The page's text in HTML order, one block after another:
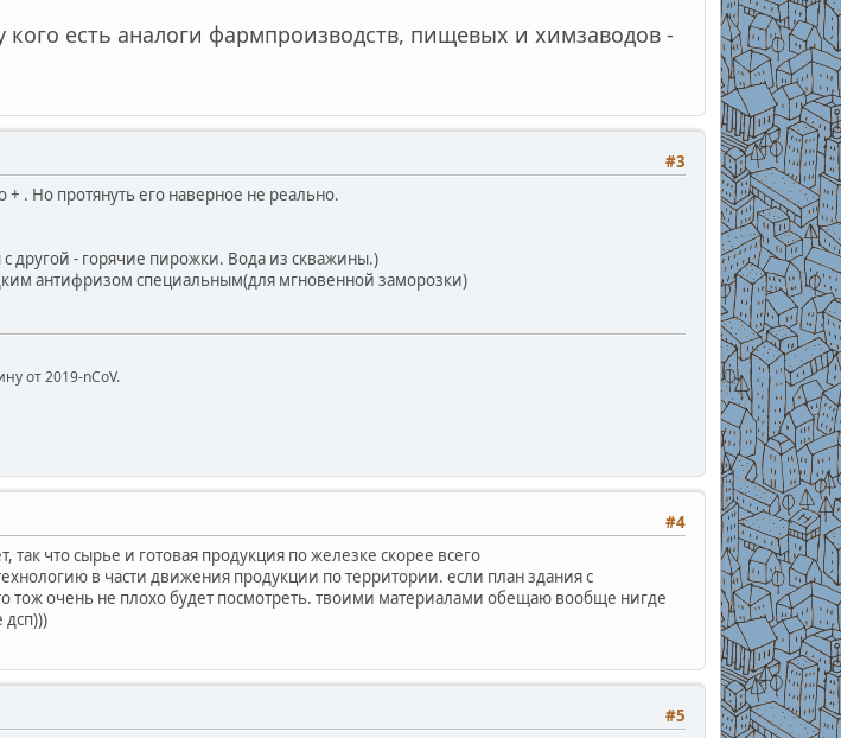
есть аналоги фармпроизводств, пищевых и химзаводов -
#3
. Но протянуть его наверное не реально.
другой - горячие пирожки. Вода из скважины.)
антифризом специальным(для мгновенной заморозки)
от 2019-nCoV.
#4
что сырье и готовая продукция по железке скорее всего
в части движения продукции по территории. если план здания с
тож очень не плохо будет посмотреть. твоими материалами обещаю вообще нигде
дсп)))
#5